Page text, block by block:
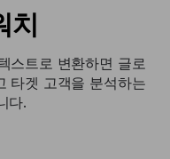
치
스트로 변환하면 글로
타겟 고객을 분석하는
다.